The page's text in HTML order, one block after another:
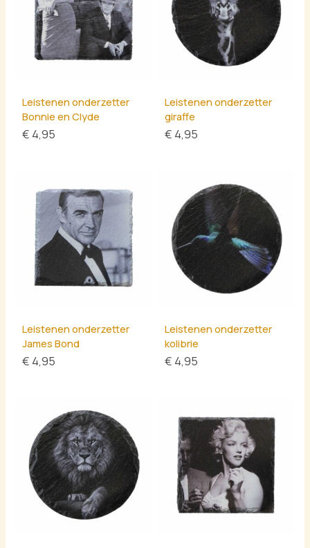
Leistenen onderzetter
Bonnie en Clyde
€ 4,95
Leistenen onderzetter
giraffe
€ 4,95
Leistenen onderzetter
James Bond
€ 4,95
Leistenen onderzetter
kolibrie
€ 4,95